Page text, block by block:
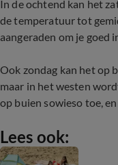
In de ochtend kan het
de temperatuur tot
aangeraden om je goed
Ook zondag kan het op
maar in het westen
op buien sowieso toe,
Lees ook: